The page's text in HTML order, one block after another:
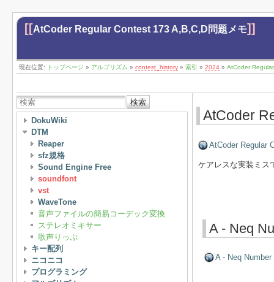
[[AtCoder Regular Contest 173 A,B,C,D問題メモ]]
現在位置: トップページ » アルゴリズム » contest_history » 索引 » 2024 » AtCoder
検索
DokuWiki
DTM
Reaper
sfz規格
Sound Engine Free
soundfont
vst
WaveTone
音声ファイルの簡易コーデック変換
ステレオミキサー
歌声りっぷ
キー配列
ニコニコ
プログラミング
AtCoder
AtCoder Regular
ケアレスな実装ミス
A - Neq
A - Neq Number